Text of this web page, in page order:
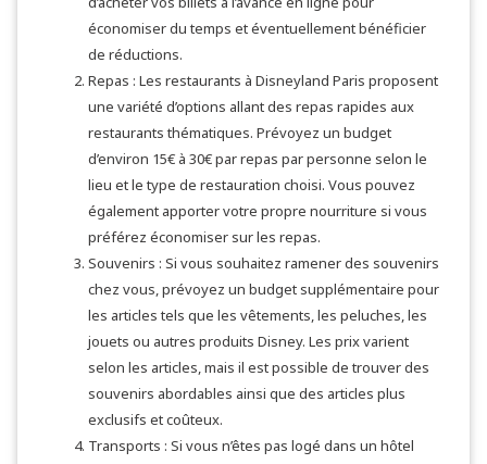
économiser du temps et éventuellement bénéficier
de réductions.
Repas : Les restaurants à Disneyland Paris proposent
une variété d’options allant des repas rapides aux
restaurants thématiques. Prévoyez un budget
d’environ 15€ à 30€ par repas par personne selon le
lieu et le type de restauration choisi. Vous pouvez
également apporter votre propre nourriture si vous
préférez économiser sur les repas.
Souvenirs : Si vous souhaitez ramener des souvenirs
chez vous, prévoyez un budget supplémentaire pour
les articles tels que les vêtements, les peluches, les
jouets ou autres produits Disney. Les prix varient
selon les articles, mais il est possible de trouver des
souvenirs abordables ainsi que des articles plus
exclusifs et coûteux.
Transports : Si vous n’êtes pas logé dans un hôtel